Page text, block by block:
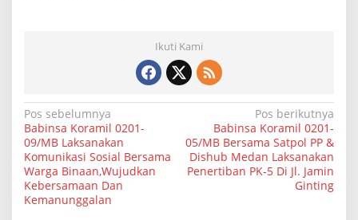
W
r
a
Ikuti Kami
N
a
v
i
g
Pos sebelumnya
Babinsa Koramil 0201-
09/MB Laksanakan
Komunikasi Sosial Bersama
Warga Binaan,Wujudkan
Kebersamaan Dan
Kemanunggalan
Pos berikutnya
Babinsa Koramil 0201-
05/MB Bersama Satpol PP &
Dishub Medan Laksanakan
Penertiban PK-5 Di Jl. Jamin
Ginting